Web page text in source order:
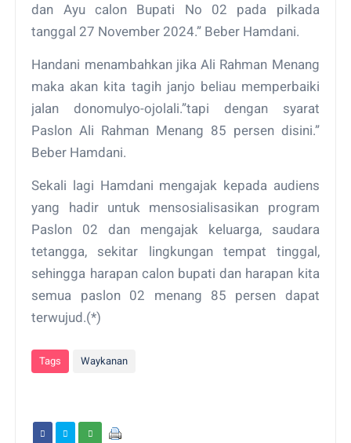
dan Ayu calon Bupati No 02 pada pilkada
tanggal 27 November 2024.” Beber Hamdani.
Handani menambahkan jika Ali Rahman Menang
maka akan kita tagih janjo beliau memperbaiki
jalan donomulyo-ojolali.”tapi dengan syarat
Paslon Ali Rahman Menang 85 persen disini.”
Beber Hamdani.
Sekali lagi Hamdani mengajak kepada audiens
yang hadir untuk mensosialisasikan program
Paslon 02 dan mengajak keluarga, saudara
tetangga, sekitar lingkungan tempat tinggal,
sehingga harapan calon bupati dan harapan kita
semua paslon 02 menang 85 persen dapat
terwujud.(*)
Tags Waykanan